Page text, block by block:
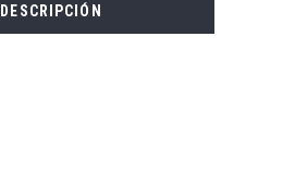
DESCRIPCIÓN